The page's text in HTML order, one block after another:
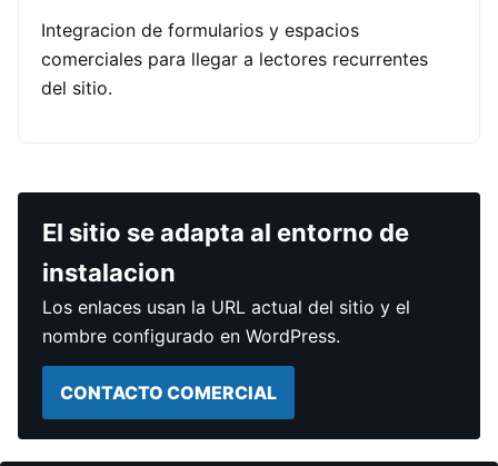
Integracion de formularios y espacios
comerciales para llegar a lectores recurrentes
del sitio.
El sitio se adapta al entorno de
instalacion
Los enlaces usan la URL actual del sitio y el
nombre configurado en WordPress.
CONTACTO COMERCIAL